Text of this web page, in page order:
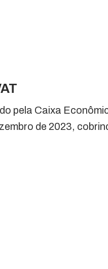
pela Caixa
de 2023,